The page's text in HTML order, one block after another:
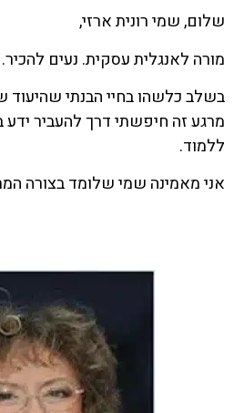
שלום, שמי רונית ארזי,
מורה לאנגלית עסקית. נעים להכיר.
בשלב כלשהו בחיי הבנתי שהיעוד
מרגע זה חיפשתי דרך להעביר ידע
ללמוד.
אני מאמינה שמי שלומד בצורה